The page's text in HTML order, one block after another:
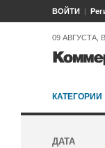
ВОЙТИ
09 АВГУСТА,
КАТЕГОРИИ
ДАТА